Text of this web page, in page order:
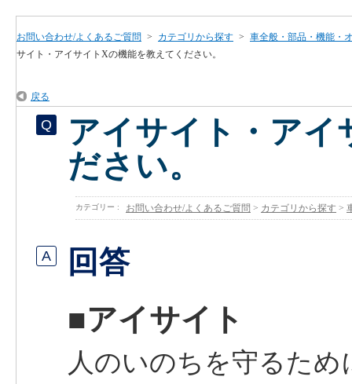
お問い合わせ/よくあるご質問 > カテゴリから探す > 車全般・部品・機能・
サイト・アイサイトXの機能を教えてください。
戻る
アイサイト・ア
ださい。
カテゴリー : お問い合わせ/よくあるご質問 > カテゴリから探す >
回答
■アイサイト
人のいのちを守るた